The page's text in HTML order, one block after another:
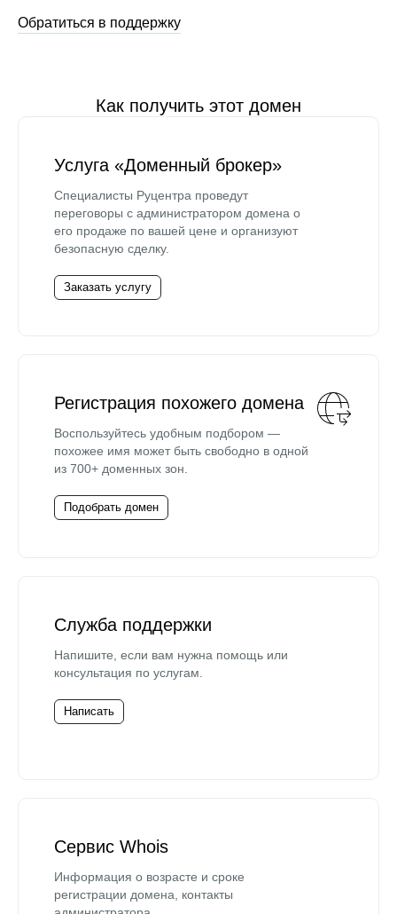
Обратиться в поддержку
Как получить этот домен
Услуга «Доменный брокер»
Специалисты Руцентра проведут
переговоры с администратором домена о
его продаже по вашей цене и организуют
безопасную сделку.
Заказать услугу
Регистрация похожего домена
Воспользуйтесь удобным подбором —
похожее имя может быть свободно в одной
из 700+ доменных зон.
Подобрать домен
Служба поддержки
Напишите, если вам нужна помощь или
консультация по услугам.
Написать
Сервис Whois
Информация о возрасте и сроке
регистрации домена, контакты